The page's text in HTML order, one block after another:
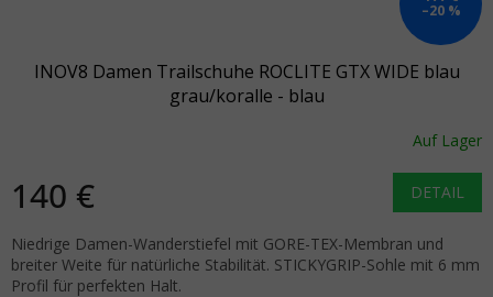
–20 %
INOV8 Damen Trailschuhe ROCLITE GTX WIDE blau
grau/koralle - blau
Auf Lager
140 € DETAIL
Niedrige Damen-Wanderstiefel mit GORE-TEX-Membran und
breiter Weite für natürliche Stabilität. STICKYGRIP-Sohle mit 6 mm
Profil für perfekten Halt.